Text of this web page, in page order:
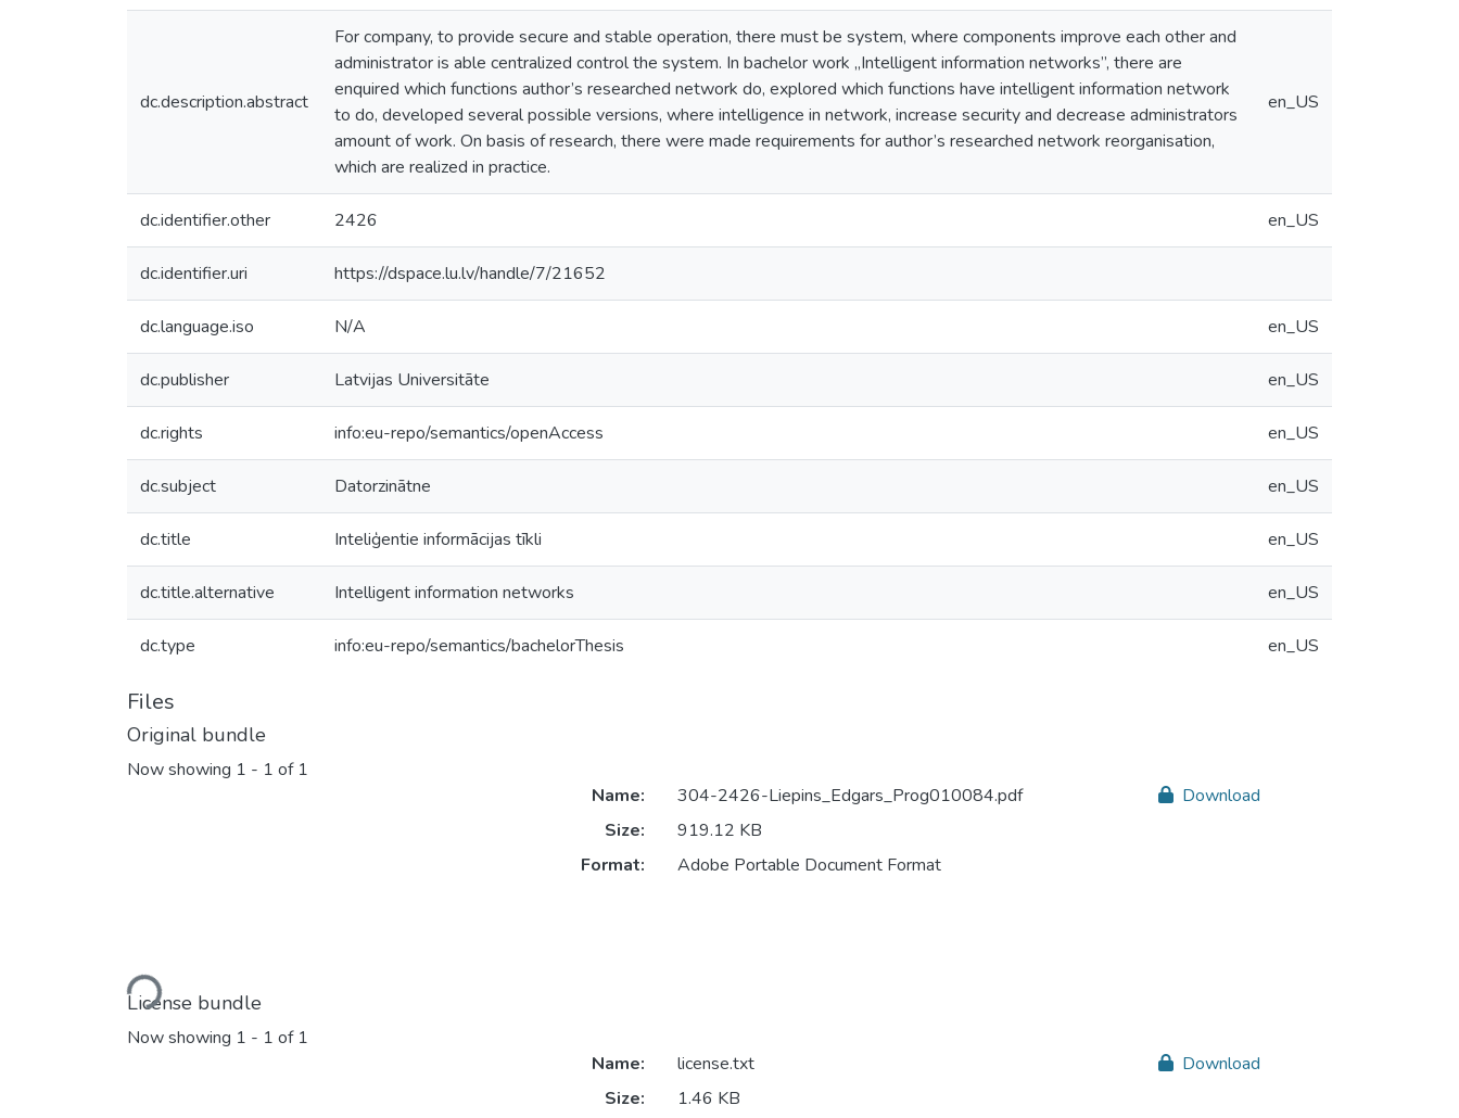
dc.description.abstract
For company, to provide secure and stable operation, there must be system, where components improve each other and
administrator is able centralized control the system. In bachelor work „Intelligent information networks”, there are
enquired which functions author’s researched network do, explored which functions have intelligent information network
to do, developed several possible versions, where intelligence in network, increase security and decrease administrators
amount of work. On basis of research, there were made requirements for author’s researched network reorganisation,
which are realized in practice.
en_US
dc.identifier.other 2426 en_US
dc.identifier.uri https://dspace.lu.lv/handle/7/21652
dc.language.iso N/A en_US
dc.publisher Latvijas Universitāte en_US
dc.rights info:eu-repo/semantics/openAccess en_US
dc.subject Datorzinātne en_US
dc.title Inteliģentie informācijas tīkli en_US
dc.title.alternative Intelligent information networks en_US
dc.type info:eu-repo/semantics/bachelorThesis en_US
Files
Original bundle
Now showing 1 - 1 of 1
Loading...
Name:
304-2426-Liepins_Edgars_Prog010084.pdf
Size:
919.12 KB
Format:
Adobe Portable Document Format
Download
License bundle
Now showing 1 - 1 of 1
Name:
license.txt
Size:
1.46 KB
Download